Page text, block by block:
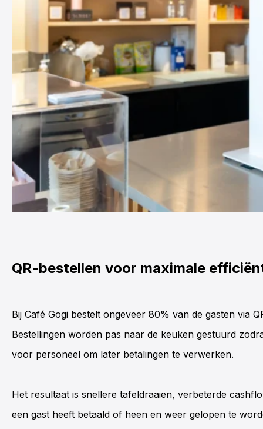
QR-bestellen voor maximale
Bij Café Gogi bestelt ongeveer 80% van de gasten via
Bestellingen worden pas naar de keuken gestuurd
voor personeel om later betalingen te verwerken.
Het resultaat is snellere tafeldraaien, verbeterde
een gast heeft betaald of heen en weer gelopen te